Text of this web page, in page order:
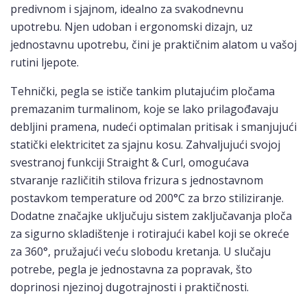
predivnom i sjajnom, idealno za svakodnevnu
upotrebu. Njen udoban i ergonomski dizajn, uz
jednostavnu upotrebu, čini je praktičnim alatom u vašoj
rutini ljepote.
Tehnički, pegla se ističe tankim plutajućim pločama
premazanim turmalinom, koje se lako prilagođavaju
debljini pramena, nudeći optimalan pritisak i smanjujući
statički elektricitet za sjajnu kosu. Zahvaljujući svojoj
svestranoj funkciji Straight & Curl, omogućava
stvaranje različitih stilova frizura s jednostavnom
postavkom temperature od 200°C za brzo stiliziranje.
Dodatne značajke uključuju sistem zaključavanja ploča
za sigurno skladištenje i rotirajući kabel koji se okreće
za 360°, pružajući veću slobodu kretanja. U slučaju
potrebe, pegla je jednostavna za popravak, što
doprinosi njezinoj dugotrajnosti i praktičnosti.